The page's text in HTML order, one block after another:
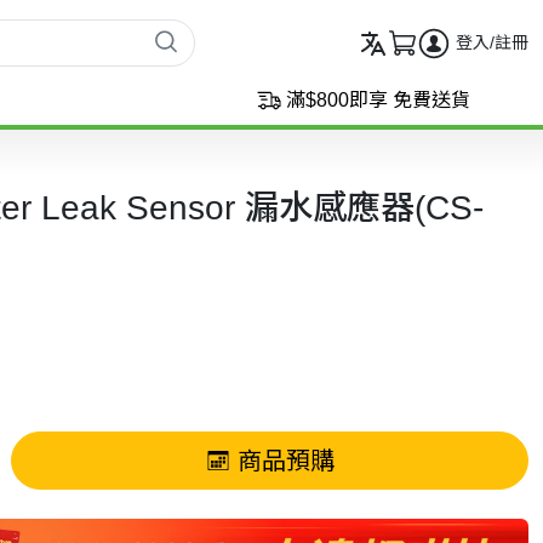
登入/註冊
滿$800即享 免費送貨
Leak Sensor 漏水感應器(CS-
商品預購